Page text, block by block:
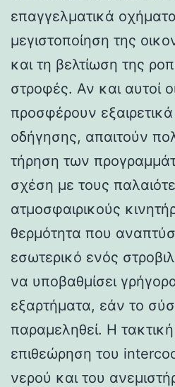
επαγγελματικά
μεγιστοποίηση της
και τη βελτίωση της
στροφές. Αν και αυτοί
προσφέρουν
οδήγησης, απαιτούν
τήρηση των
σχέση με τους
ατμοσφαιρικούς
θερμότητα που
εσωτερικό ενός
να υποβαθμίσει
εξαρτήματα, εάν το
παραμεληθεί. Η
επιθεώρηση του
νερού και του